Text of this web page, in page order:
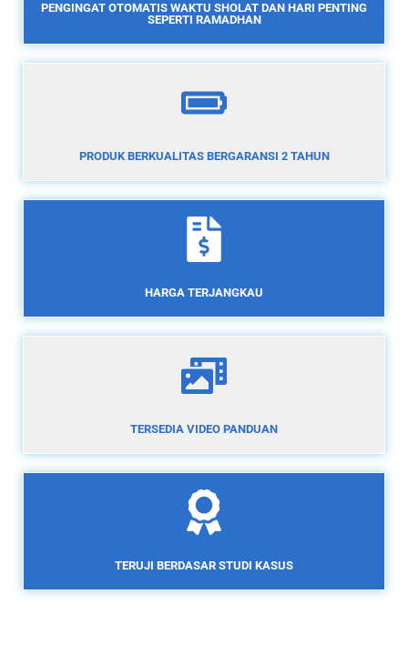
PENGINGAT OTOMATIS WAKTU SHOLAT DAN HARI PENTING
SEPERTI RAMADHAN
PRODUK BERKUALITAS BERGARANSI 2 TAHUN
HARGA TERJANGKAU
TERSEDIA VIDEO PANDUAN
TERUJI BERDASAR STUDI KASUS